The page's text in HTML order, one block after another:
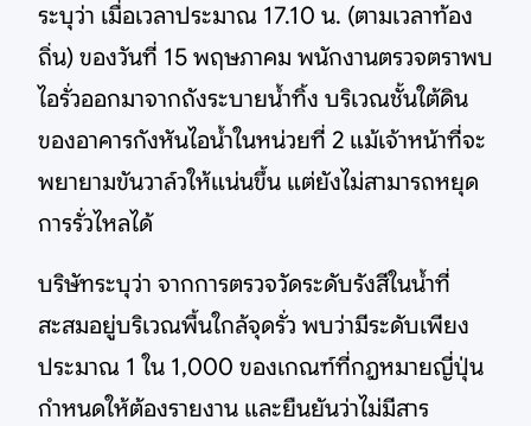
ระบุว่า เมื่อเวลาประมาณ 17.10 น. (ตามเวลาท้อง
ถิ่น) ของวันที่ 15 พฤษภาคม พนักงานตรวจตราพบ
ไอรั่วออกมาจากถังระบายน้ำทิ้ง บริเวณชั้นใต้ดิน
ของอาคารกังหันไอน้ำในหน่วยที่ 2 แม้เจ้าหน้าที่จะ
พยายามขันวาล์วให้แน่นขึ้น แต่ยังไม่สามารถหยุด
การรั่วไหลได้
บริษัทระบุว่า จากการตรวจวัดระดับรังสีในน้ำที่
สะสมอยู่บริเวณพื้นใกล้จุดรั่ว พบว่ามีระดับเพียง
ประมาณ 1 ใน 1,000 ของเกณฑ์ที่กฎหมายญี่ปุ่น
กำหนดให้ต้องรายงาน และยืนยันว่าไม่มีสาร